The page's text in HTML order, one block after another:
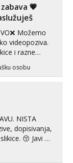
štikle,
videa
💗
videopoziva.
i razne
zabavu pošalji
ili Viber.
na
osobu
NISTA
😚 Javi mi
0045